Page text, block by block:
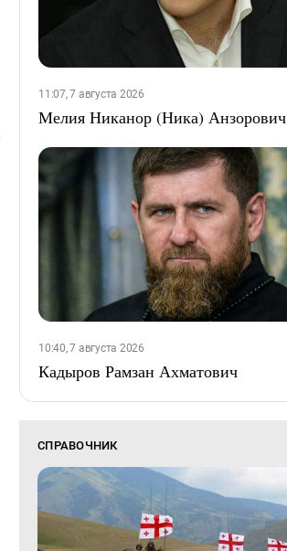
11:07, 7 августа 2026
Мелия Никанор (Ника) Анзорович
10:40, 7 августа 2026
Кадыров Рамзан Ахматович
СПРАВОЧНИК